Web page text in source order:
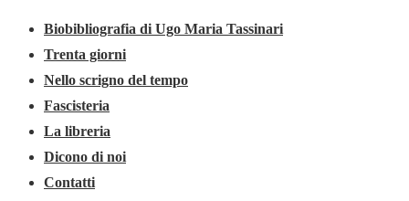
Biobibliografia di Ugo Maria Tassinari
Trenta giorni
Nello scrigno del tempo
Fascisteria
La libreria
Dicono di noi
Contatti